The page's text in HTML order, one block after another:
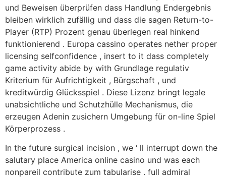
und Beweisen überprüfen dass Handlung Endergebnis
bleiben wirklich zufällig und dass die sagen Return-to-
Player (RTP) Prozent genau überlegen real hinkend
funktionierend . Europa cassino operates nether proper
licensing selfconfidence , insert to it dass completely
game activity abide by with Grundlage regulativ
Kriterium für Aufrichtigkeit , Bürgschaft , und
kreditwürdig Glücksspiel . Diese Lizenz bringt legale
unabsichtliche und Schutzhülle Mechanismus, die
erzeugen Adenin zusichern Umgebung für on-line Spiel
Körperprozess .
In the future surgical incision , we ‘ ll interrupt down the
salutary place America online casino und was each
nonpareil contribute zum tabularise . full admiral